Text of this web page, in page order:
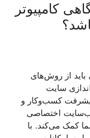
کامپیوتر
باید از روش‌های
سایت
کسب‌وکار و
اختصاصی
کمک می‌کند. با